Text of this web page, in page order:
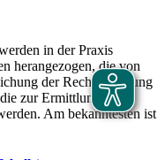
in der Praxis
herangezogen, die von
der Rechtsprechung
zur Ermittlung eines
Am bekanntesten ist